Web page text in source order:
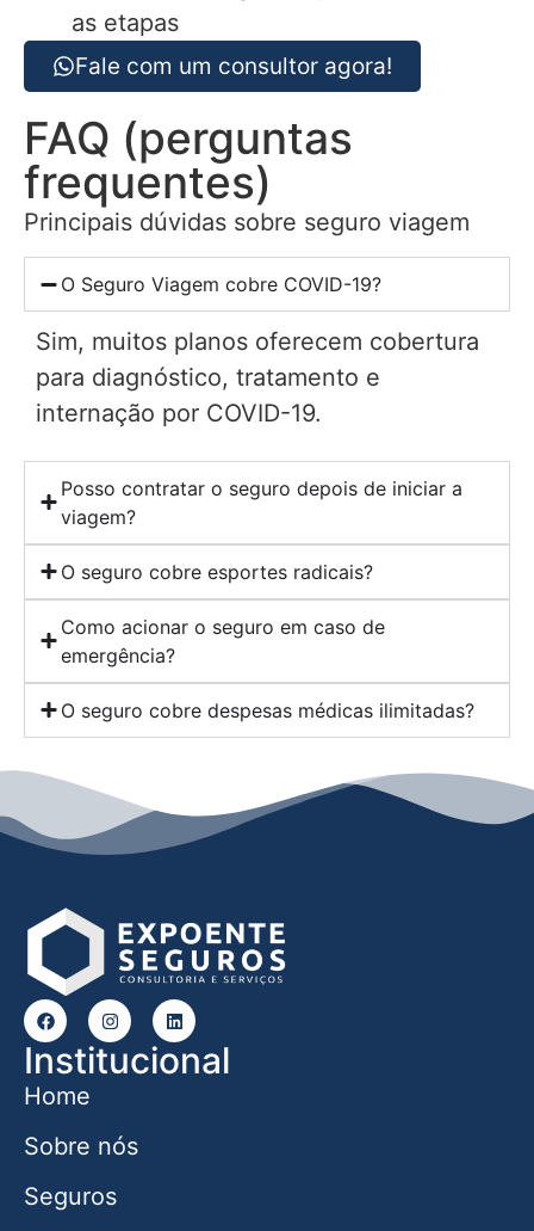
as etapas
Fale com um consultor agora!
FAQ (perguntas
frequentes)
Principais dúvidas sobre seguro viagem
O Seguro Viagem cobre COVID-19?
Sim, muitos planos oferecem cobertura
para diagnóstico, tratamento e
internação por COVID-19.
Posso contratar o seguro depois de iniciar a
viagem?
O seguro cobre esportes radicais?
Como acionar o seguro em caso de
emergência?
O seguro cobre despesas médicas ilimitadas?
Institucional
Home
Sobre nós
Seguros